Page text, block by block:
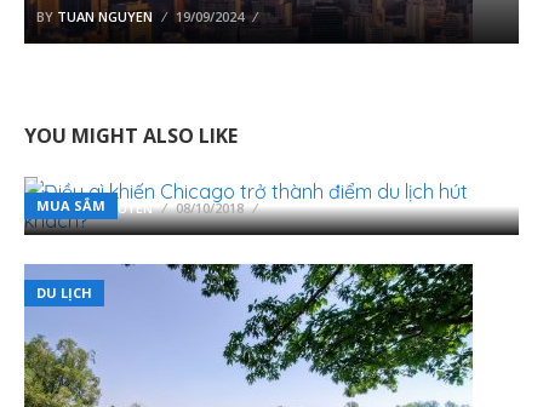
BY TUAN NGUYEN 19/09/2024
YOU MIGHT ALSO LIKE
MUA SẮM
Điều gì khiến Chicago trở thành điểm du lịch hút
khách?
BYTUAN NGUYEN 08/10/2018
DU LỊCH